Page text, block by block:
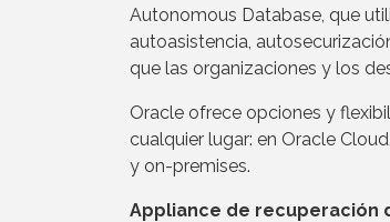
Autonomous Database, que
autoasistencia,
que las organizaciones y los
Oracle ofrece opciones y
cualquier lugar: en Oracle
y on-premises.
Appliance de recuperación